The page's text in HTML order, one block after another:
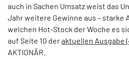
auch in Sachen Umsatz weist das
Jahr weitere Gewinne aus – starke
welchen Hot-Stock der Woche es
auf Seite 10 deraktuellen Ausgabe
AKTIONÄR.